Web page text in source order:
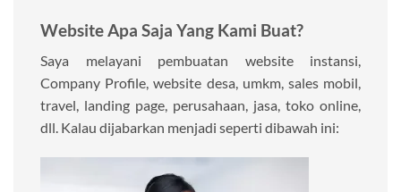
Website Apa Saja Yang Kami Buat?
Saya melayani pembuatan website instansi,
Company Profile, website desa, umkm, sales mobil,
travel, landing page, perusahaan, jasa, toko online,
dll. Kalau dijabarkan menjadi seperti dibawah ini: